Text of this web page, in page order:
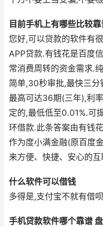
目前手机上有哪些比较
您好,可以贷款的软件有
APP贷款.有钱花是百度
常消费周转的资金需求.
简单,30秒审批,最快三
最高可达36期(三年),利
定的,最低低至0.01%.可
环借款.此条答案由有钱
作为度小满金融(原百度
来方便、快捷、安心的
什么软件可以借钱
多得是,支付宝不就有借
手机贷款软件哪个靠谱